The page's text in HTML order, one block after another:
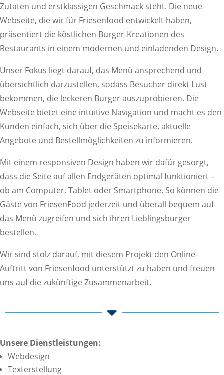
Zutaten und erstklassigen Geschmack steht. Die neue
Webseite, die wir für Friesenfood entwickelt haben,
präsentiert die köstlichen Burger-Kreationen des
Restaurants in einem modernen und einladenden Design.
Unser Fokus liegt darauf, das Menü ansprechend und
übersichtlich darzustellen, sodass Besucher direkt Lust
bekommen, die leckeren Burger auszuprobieren. Die
Webseite bietet eine intuitive Navigation und macht es den
Kunden einfach, sich über die Speisekarte, aktuelle
Angebote und Bestellmöglichkeiten zu informieren.
Mit einem responsiven Design haben wir dafür gesorgt,
dass die Seite auf allen Endgeräten optimal funktioniert –
ob am Computer, Tablet oder Smartphone. So können die
Gäste von FriesenFood jederzeit und überall bequem auf
das Menü zugreifen und sich ihren Lieblingsburger
bestellen.
Wir sind stolz darauf, mit diesem Projekt den Online-
Auftritt von Friesenfood unterstützt zu haben und freuen
uns auf die zukünftige Zusammenarbeit.

Unsere Dienstleistungen:
Webdesign
Texterstellung